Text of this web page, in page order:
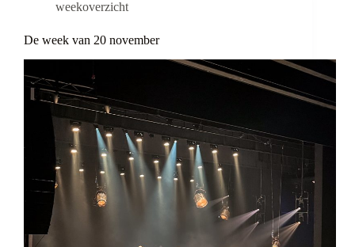
weekoverzicht
De week van 20 november